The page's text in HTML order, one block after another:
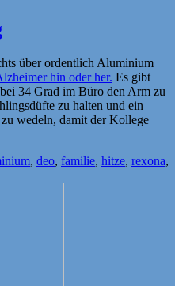
über ordentlich Aluminium
hin oder her. Es gibt
34 Grad im Büro den Arm zu
zu halten und ein
wedeln, damit der Kollege
, deo, familie, hitze, rexona,